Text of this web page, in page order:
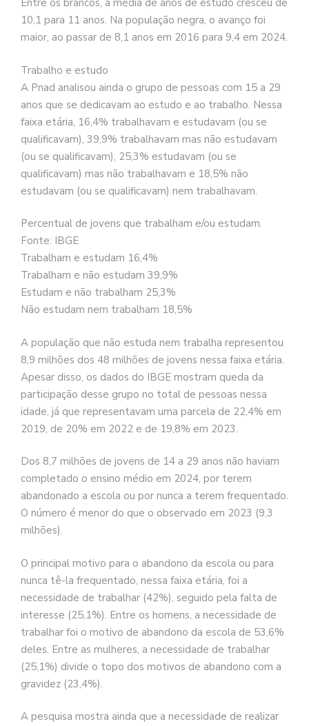
Entre os brancos, a média de anos de estudo cresceu de
10,1 para 11 anos. Na população negra, o avanço foi
maior, ao passar de 8,1 anos em 2016 para 9,4 em 2024.
Trabalho e estudo
A Pnad analisou ainda o grupo de pessoas com 15 a 29
anos que se dedicavam ao estudo e ao trabalho. Nessa
faixa etária, 16,4% trabalhavam e estudavam (ou se
qualificavam), 39,9% trabalhavam mas não estudavam
(ou se qualificavam), 25,3% estudavam (ou se
qualificavam) mas não trabalhavam e 18,5% não
estudavam (ou se qualificavam) nem trabalhavam.
Percentual de jovens que trabalham e/ou estudam.
Fonte: IBGE
Trabalham e estudam 16,4%
Trabalham e não estudam 39,9%
Estudam e não trabalham 25,3%
Não estudam nem trabalham 18,5%
A população que não estuda nem trabalha representou
8,9 milhões dos 48 milhões de jovens nessa faixa etária.
Apesar disso, os dados do IBGE mostram queda da
participação desse grupo no total de pessoas nessa
idade, já que representavam uma parcela de 22,4% em
2019, de 20% em 2022 e de 19,8% em 2023.
Dos 8,7 milhões de jovens de 14 a 29 anos não haviam
completado o ensino médio em 2024, por terem
abandonado a escola ou por nunca a terem frequentado.
O número é menor do que o observado em 2023 (9,3
milhões).
O principal motivo para o abandono da escola ou para
nunca tê-la frequentado, nessa faixa etária, foi a
necessidade de trabalhar (42%), seguido pela falta de
interesse (25,1%). Entre os homens, a necessidade de
trabalhar foi o motivo de abandono da escola de 53,6%
deles. Entre as mulheres, a necessidade de trabalhar
(25,1%) divide o topo dos motivos de abandono com a
gravidez (23,4%).
A pesquisa mostra ainda que a necessidade de realizar